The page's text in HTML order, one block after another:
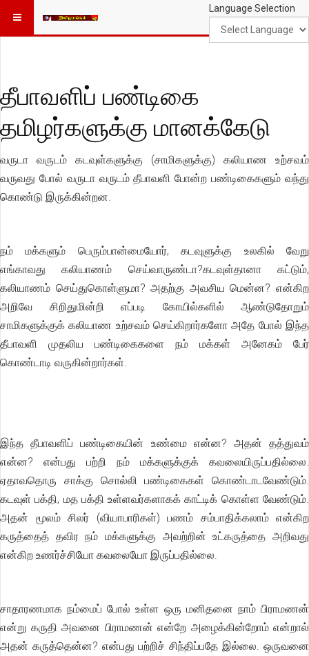
Language Selection
தீபாவளிப் பண்டிகை
தமிழர்களுக்கு மானக்கேடு
வருடா வருடம் கடவுள்களுக்கு (சாமிகளுக்கு) கலியாண உற்சவம்
வருவது போல் வருடா வருடம் தீபாவளி போன்ற பண்டிகைகளும் வந்து
கொண்டு இருக்கின்றன.
நம் மக்களும் பெரும்பான்மையோர், கடவுளுக்கு உலகில் வேறு
எங்காவது கலியாணம் செய்வாருண்டா?கடவுள்தானா கட்டும்,
கலியாணம் செய்துகொள்ளுமா? அதற்கு அவசிய மென்ன? என்கிற
அறிவே சிறிதுமின்றி எப்படி கோயில்களில் ஆண்டுதோறும்
சாமிகளுக்குக் கலியாண உற்சவம் செய்கிறார்களோ அதே போல் இந்த
தீபாவளி முதலிய பண்டிகைகளை நம் மக்கள் அனேகம் பேர்
கொண்டாடி வருகின்றார்கள்.
இந்த தீபாவளிப் பண்டிகையின் உண்மை என்ன? அதன் தத்துவம்
என்ன? என்பது பற்றி நம் மக்களுக்குக் கவலையிருப்பதில்லை.
ஏதாவதொரு சாக்கு சொல்லி பண்டிகைகள் கொண்டாடவேண்டும்.
கடவுள் பக்தி, மத பக்தி உள்ளவர்களாகக் காட்டிக் கொள்ள வேண்டும்.
அதன் மூலம் சிலர் (வியாபாரிகள்) பணம் சம்பாதிக்கலாம் என்கிற
கருத்தைத் தவிர நம் மக்களுக்கு அவற்றின் உட்கருத்தை அறிவது
என்கிற உணர்ச்சியோ கவலையோ இருப்பதில்லை.
சாதாரணமாக நம்மைப் போல் உள்ள ஒரு மனிதனை நாம் பிராமணன்
என்று கருதி அவனை பிராமணன் என்றே அழைக்கின்றோம் என்றால்
அதன் கருத்தென்ன? என்பது பற்றிச் சிந்திப்பதே இல்லை. ஒருவனை